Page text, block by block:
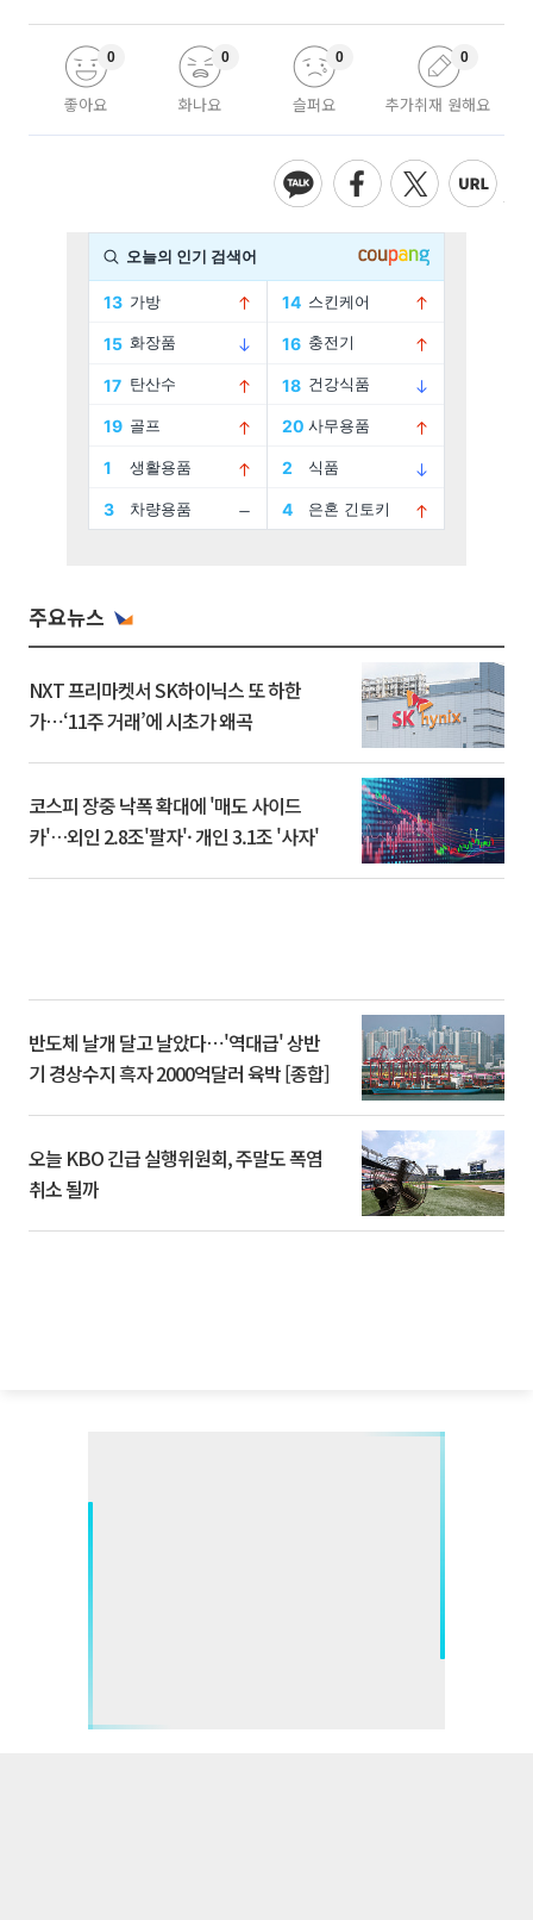
좋아요
0
화나요
0
슬퍼요
0
추가취재 원해요
0
주요뉴스
NXT 프리마켓서 SK하이닉스 또 하한
가⋯‘11주 거래’에 시초가 왜곡
코스피 장중 낙폭 확대에 '매도 사이드
카'…외인 2.8조'팔자'· 개인 3.1조 '사자'
반도체 날개 달고 날았다⋯'역대급' 상반
기 경상수지 흑자 2000억달러 육박 [종합]
오늘 KBO 긴급 실행위원회, 주말도 폭염
취소 될까